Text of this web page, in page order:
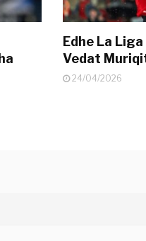
Edhe La
Vedat
24/04/2026